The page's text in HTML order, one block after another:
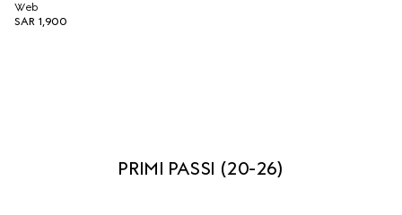
Web
SAR 1,900
PRIMI PASSI (20-26)